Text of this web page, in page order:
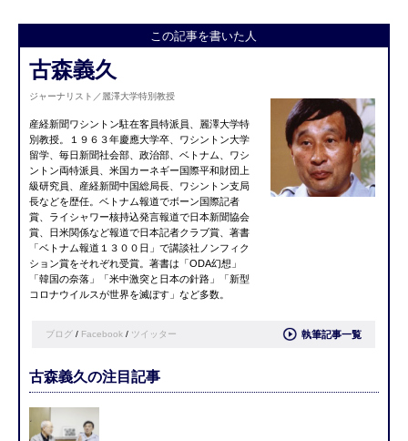
この記事を書いた人
古森義久
ジャーナリスト／麗澤大学特別教授
産経新聞ワシントン駐在客員特派員、麗澤大学特
別教授。１９６３年慶應大学卒、ワシントン大学
留学、毎日新聞社会部、政治部、ベトナム、ワシ
ントン両特派員、米国カーネギー国際平和財団上
級研究員、産経新聞中国総局長、ワシントン支局
長などを歴任。ベトナム報道でボーン国際記者
賞、ライシャワー核持込発言報道で日本新聞協会
賞、日米関係など報道で日本記者クラブ賞、著書
「ベトナム報道１３００日」で講談社ノンフィク
ション賞をそれぞれ受賞。著書は「ODA幻想」
「韓国の奈落」「米中激突と日本の針路」「新型
コロナウイルスが世界を滅ぼす」など多数。
ブログ / Facebook / ツイッター 執筆記事一覧
古森義久の注目記事